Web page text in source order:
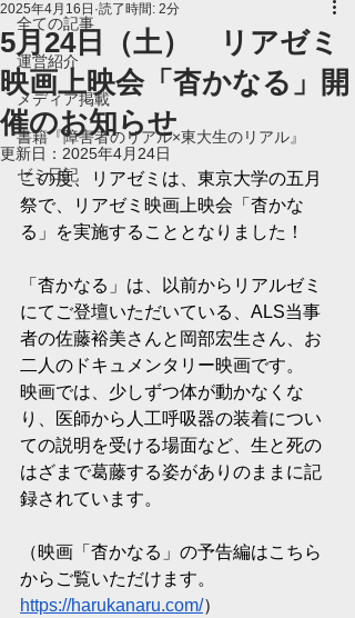
全ての記事
運営紹介
メディア掲載
書籍『障害者のリアル×東大生のリアル』
ゼミ日記
5月24日（土） リアゼミ
映画上映会「杳かなる」開
催のお知らせ
2025年4月16日 読了時間: 2分
更新日： 2025年4月24日
この度、リアゼミは、東京大学の五月
祭で、リアゼミ映画上映会「杳かな
る」を実施することとなりました！
「杳かなる」は、以前からリアルゼミ
にてご登壇いただいている、ALS当事
者の佐藤裕美さんと岡部宏生さん、お
二人のドキュメンタリー映画です。
映画では、少しずつ体が動かなくな
り、医師から人工呼吸器の装着につい
ての説明を受ける場面など、生と死の
はざまで葛藤する姿がありのままに記
録されています。
（映画「杳かなる」の予告編はこちら
からご覧いただけます。
https://harukanaru.com/）